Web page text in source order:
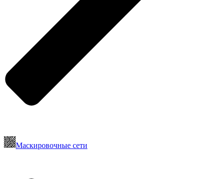
Маскировочные сети